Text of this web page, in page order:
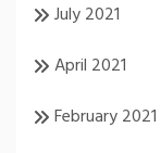
July 2021
April 2021
February 2021